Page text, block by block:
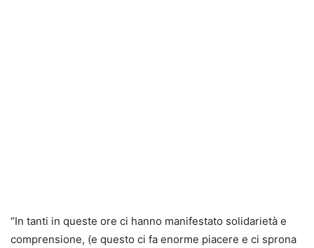
“In tanti in queste ore ci hanno manifestato solidarietà e
comprensione, (e questo ci fa enorme piacere e ci sprona